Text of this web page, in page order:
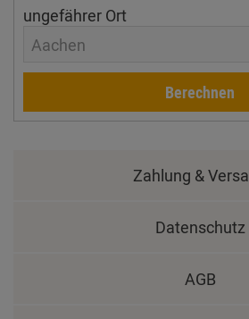
ungefährer Ort
Aachen
Berechnen
Zahlung &
Datenschutz
AGB